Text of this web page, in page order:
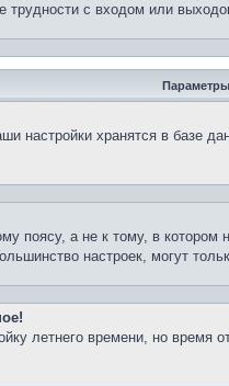
с входом или
настройки хранятся в базе
поясу, а не к тому, в
настроек, могут
летнего времени, но